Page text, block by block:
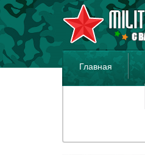
Главная